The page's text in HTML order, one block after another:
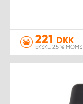
221 DKK
EKSKL. 25 % MOMS